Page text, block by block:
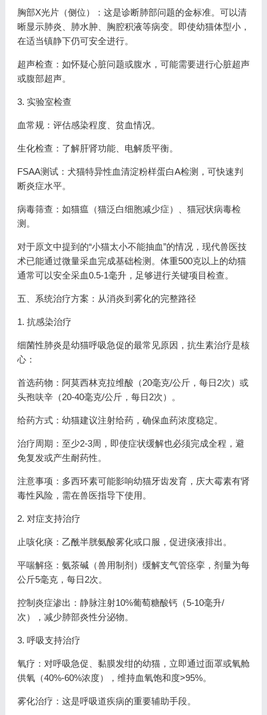
胸部X光片（侧位）：这是诊断肺部问题的金标准。可以清
晰显示肺炎、肺水肿、胸腔积液等病变。即使幼猫体型小，
在适当镇静下仍可安全进行。
超声检查：如怀疑心脏问题或腹水，可能需要进行心脏超声
或腹部超声。
3. 实验室检查
血常规：评估感染程度、贫血情况。
生化检查：了解肝肾功能、电解质平衡。
FSAA测试：犬猫特异性血清淀粉样蛋白A检测，可快速判
断炎症水平。
病毒筛查：如猫瘟（猫泛白细胞减少症）、猫冠状病毒检
测。
对于原文中提到的“小猫太小不能抽血”的情况，现代兽医技
术已能通过微量采血完成基础检测。体重500克以上的幼猫
通常可以安全采血0.5-1毫升，足够进行关键项目检查。
五、系统治疗方案：从消炎到雾化的完整路径
1. 抗感染治疗
细菌性肺炎是幼猫呼吸急促的最常见原因，抗生素治疗是核
心：
首选药物：阿莫西林克拉维酸（20毫克/公斤，每日2次）或
头孢呋辛（20-40毫克/公斤，每日2次）。
给药方式：幼猫建议注射给药，确保血药浓度稳定。
治疗周期：至少2-3周，即使症状缓解也必须完成全程，避
免复发或产生耐药性。
注意事项：多西环素可能影响幼猫牙齿发育，庆大霉素有肾
毒性风险，需在兽医指导下使用。
2. 对症支持治疗
止咳化痰：乙酰半胱氨酸雾化或口服，促进痰液排出。
平喘解痉：氨茶碱（兽用制剂）缓解支气管痉挛，剂量为每
公斤5毫克，每日2次。
控制炎症渗出：静脉注射10%葡萄糖酸钙（5-10毫升/
次），减少肺部炎性分泌物。
3. 呼吸支持治疗
氧疗：对呼吸急促、黏膜发绀的幼猫，立即通过面罩或氧舱
供氧（40%-60%浓度），维持血氧饱和度>95%。
雾化治疗：这是呼吸道疾病的重要辅助手段。